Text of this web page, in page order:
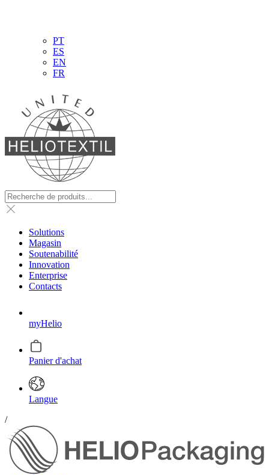
PT
ES
EN
FR
Solutions
Magasin
Soutenabilité
Innovation
Enterprise
Contacts
myHelio
Panier d'achat
Langue
/